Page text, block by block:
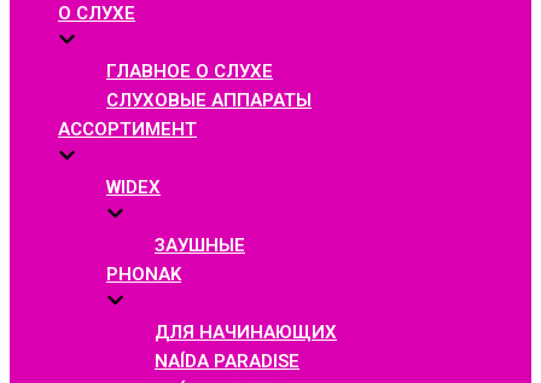
О СЛУХЕ
ГЛАВНОЕ О СЛУХЕ
СЛУХОВЫЕ АППАРАТЫ
АССОРТИМЕНТ
WIDEX
ЗАУШНЫЕ
PHONAK
ДЛЯ НАЧИНАЮЩИХ
NAÍDA PARADISE